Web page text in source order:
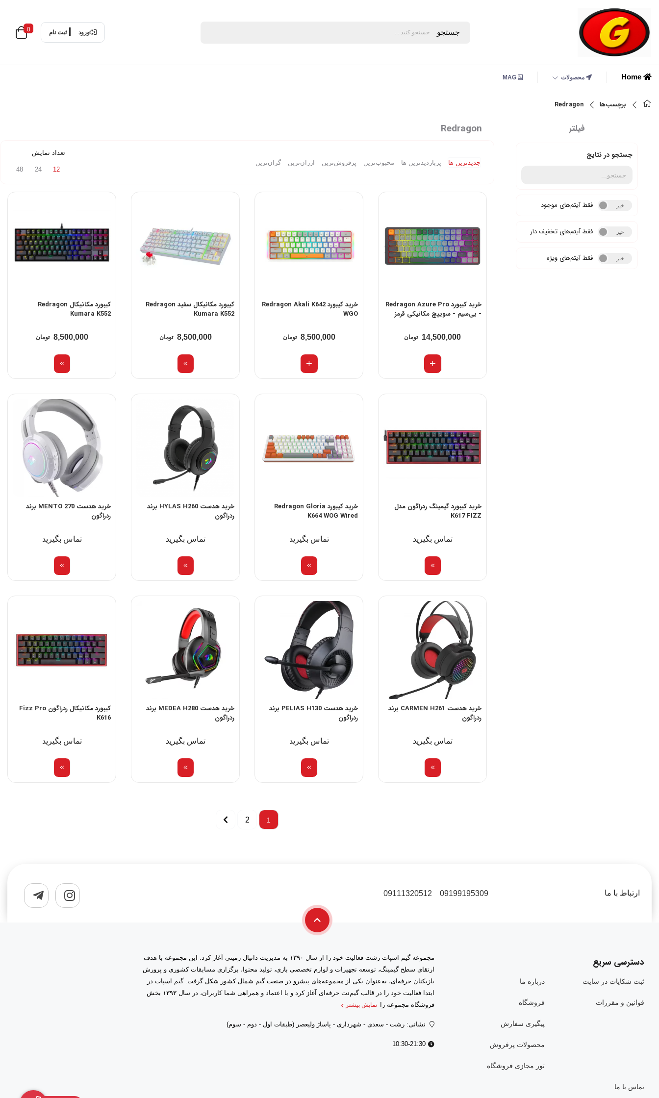
جستجو ورود ثبت نام 0
محصولات
برچسب‌ها Redragon
فیلتر
جستجو در نتایج
بله خیر فقط آیتم‌های موجود
بله خیر فقط آیتم‌های تخفیف دار
بله خیر فقط آیتم‌های ویژه
Redragon
جدیدترین ها پربازدیدترین ها محبوب‌‌ترین پرفروش‌ترین ارزان‌ترین گران‌ترین
تعداد نمایش
12
24
48
خرید کیبورد Redragon Azure Pro
- بی‌سیم - سوییچ مکانیکی قرمز
14,500,000 تومان
خرید کیبورد Redragon Akali K642
WGO
8,500,000 تومان
کیبورد مکانیکال سفید Redragon
Kumara K552
8,500,000 تومان
کیبورد مکانیکال Redragon
Kumara K552
8,500,000 تومان
خرید کیبورد گیمینگ ردراگون مدل
K617 FIZZ
تماس بگیرید
خرید کیبورد Redragon Gloria
K664 WOG Wired
تماس بگیرید
خرید هدست HYLAS H260 برند
ردراگون
تماس بگیرید
خرید هدست MENTO 270 برند
ردراگون
تماس بگیرید
خرید هدست CARMEN H261 برند
ردراگون
تماس بگیرید
خرید هدست PELIAS H130 برند
ردراگون
تماس بگیرید
خرید هدست MEDEA H280 برند
ردراگون
تماس بگیرید
کیبورد مکانیکال ردراگون Fizz Pro
K616
تماس بگیرید
1
2
ارتباط با ما 09199195309
09111320512
دسترسی سریع
ثبت شکایات در سایت درباره ما
قوانین و مقررات فروشگاه
پیگیری سفارش
محصولات پرفروش
تور مجازی فروشگاه
تماس با ما
مجموعه گیم اسپات رشت فعالیت خود را از سال ۱۳۹۰ به مدیریت دانیال زمینی آغاز کرد. این مجموعه با هدف
ارتقای سطح گیمینگ، توسعه تجهیزات و لوازم تخصصی بازی، تولید محتوا، برگزاری مسابقات کشوری و پرورش
بازیکنان حرفه‌ای، به‌عنوان یکی از مجموعه‌های پیشرو در صنعت گیم شمال کشور شکل گرفت. گیم اسپات در
ابتدا فعالیت خود را در قالب گیم‌نت حرفه‌ای آغاز کرد و با اعتماد و همراهی شما کاربران، در سال ۱۳۹۳ بخش
فروشگاه مجموعه را نمایش بیشتر
نشانی: رشت - سعدى - شهرداری - پاساژ ولیعصر (طبقات اول - دوم - سوم)
10:30-21:30